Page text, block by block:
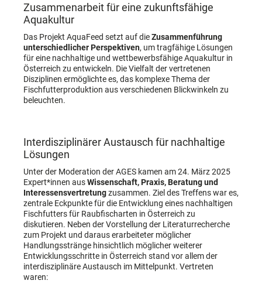
Zusammenarbeit für eine zukunftsfähige
Aquakultur
Das Projekt AquaFeed setzt auf dieZusammenführung
unterschiedlicher Perspektiven, um tragfähige Lösungen
für eine nachhaltige und wettbewerbsfähige Aquakultur in
Österreich zu entwickeln. Die Vielfalt der vertretenen
Disziplinen ermöglichte es, das komplexe Thema der
Fischfutterproduktion aus verschiedenen Blickwinkeln zu
beleuchten.
Interdisziplinärer Austausch für nachhaltige
Lösungen
Unter der Moderation der AGES kamen am 24. März 2025
Expert*innen ausWissenschaft, Praxis, Beratung und
Interessensvertretungzusammen. Ziel des Treffens war es,
zentrale Eckpunkte für die Entwicklung eines nachhaltigen
Fischfutters für Raubfischarten in Österreich zu
diskutieren. Neben der Vorstellung der Literaturrecherche
zum Projekt und daraus erarbeiteter möglicher
Handlungsstränge hinsichtlich möglicher weiterer
Entwicklungsschritte in Österreich stand vor allem der
interdisziplinäre Austausch im Mittelpunkt. Vertreten
waren: